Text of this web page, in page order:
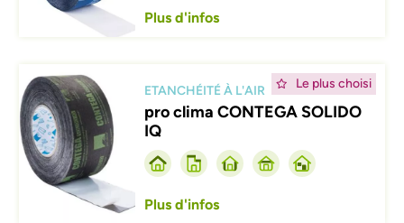
Plus d'infos
Le plus choisi
Afbeelding
ETANCHÉITÉ À L'AIR
pro clima CONTEGA SOLIDO
IQ
Plus d'infos